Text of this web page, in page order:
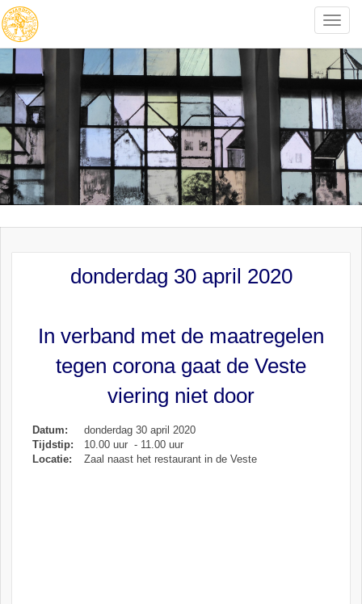
Toggle
donderdag 30 april 2020
In verband met de maatregelen
tegen corona gaat de Veste
viering niet door
Datum:
donderdag 30 april 2020
Tijdstip:
10.00 uur - 11.00 uur
Locatie:
Zaal naast het restaurant in de Veste